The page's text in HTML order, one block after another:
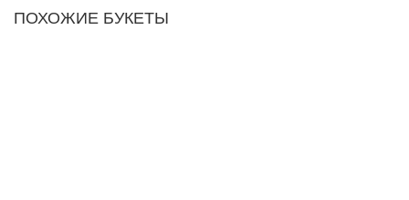
ПОХОЖИЕ БУКЕТЫ